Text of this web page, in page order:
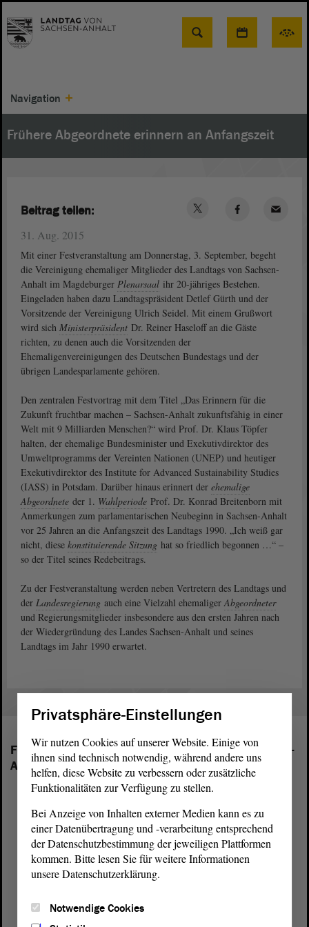
Suche
Navigation
Frühere Abgeordnete erinnern an Anfangszeit
31. Aug. 2015
Mit einer Festveranstaltung am Donnerstag, 3. September, begeht
die Vereinigung ehemaliger Mitglieder des Landtags von Sachsen-
Anhalt im Magdeburger Plenarsaal ihr 20-jähriges Bestehen.
Eingeladen haben dazu Landtagspräsident Detlef Gürth und der
Vorsitzende der Vereinigung Ulrich Seidel. Mit einem Grußwort
wird sich Ministerpräsident Dr. Reiner Haseloff an die Gäste
richten, zu denen auch die Vorsitzenden der
Ehemaligenvereinigungen des Deutschen Bundestags und der
übrigen Landesparlamente gehören.
Den zentralen Festvortrag mit dem Titel „Das Erinnern für die
Zukunft fruchtbar machen – Sachsen-Anhalt zukunftsfähig in einer
Welt mit 9 Milliarden Menschen?“ wird Prof. Dr. Klaus Töpfer
halten, der ehemalige Bundesminister und Exekutivdirektor des
Umweltprogramms der Vereinten Nationen (UNEP) und heutiger
Exekutivdirektor des Institute for Advanced Sustainability Studies
(IASS) in Potsdam. Darüber hinaus erinnert der ehemalige
Abgeordnete der 1. Wahlperiode Prof. Dr. Konrad Breitenborn mit
Anmerkungen zum parlamentarischen Neubeginn in Sachsen-Anhalt
vor 25 Jahren an die Anfangszeit des Landtags 1990. „Ich weiß gar
nicht, diese konstituierende Sitzung hat so friedlich begonnen …“ –
so der Titel seines Redebeitrags.
Zu der Festveranstaltung werden neben Vertretern des Landtags und
der Landesregierung auch eine Vielzahl ehemaligerAbgeordneter
und Regierungsmitglieder insbesondere aus den ersten Jahren nach
der Wiedergründung des Landes Sachsen-Anhalt und seines
Landtags im Jahr 1990 erwartet.
Beitrag teilen:
Folgende Fraktionen sind im Landtag von Sachsen-
Anhalt vertreten:
Privatsphäre-Einstellungen
Wir nutzen Cookies auf unserer Website. Einige von
ihnen sind technisch notwendig, während andere uns
helfen, diese Website zu verbessern oder zusätzliche
Funktionalitäten zur Verfügung zu stellen.
Bei Anzeige von Inhalten externer Medien kann es zu
einer Datenübertragung und -verarbeitung entsprechend
der Datenschutzbestimmung der jeweiligen Plattformen
kommen. Bitte lesen Sie für weitere Informationen
unsere Datenschutzerklärung.
Notwendige Cookies